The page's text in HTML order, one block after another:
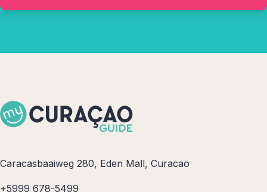
Caracasbaaiweg 280, Eden Mall, Curacao
+5999 678-5499